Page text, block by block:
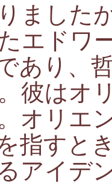
ました
エドワ
あり、
彼はオ
オリエ
指すと
アイデ